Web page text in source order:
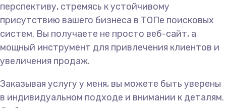
перспективу, стремясь к устойчивому
присутствию вашего бизнеса в ТОПе поисковых
систем. Вы получаете не просто веб-сайт, а
мощный инструмент для привлечения клиентов и
увеличения продаж.
Заказывая услугу у меня, вы можете быть уверены
в индивидуальном подходе и внимании к деталям.